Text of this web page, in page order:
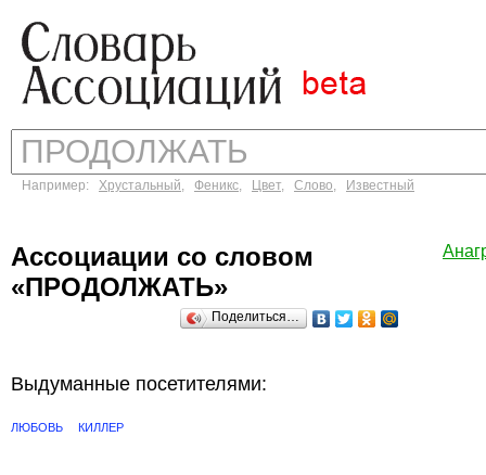
Например: Хрустальный, Феникс, Цвет, Слово, Известный
Ассоциации со словом
«ПРОДОЛЖАТЬ»
Поделиться…
Выдуманные посетителями:
ЛЮБОВЬ КИЛЛЕР